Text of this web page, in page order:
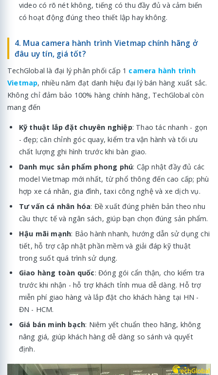
video có rõ nét không, tiếng có thu đầy đủ và cảm biến
có hoạt động đúng theo thiết lập hay không.
4. Mua camera hành trình Vietmap chính hãng ở
đâu uy tín, giá tốt?
TechGlobal là đại lý phân phối cấp 1 camera hành trình
Vietmap, nhiều năm đạt danh hiệu đại lý bán hàng xuất sắc.
Không chỉ đảm bảo 100% hàng chính hãng, TechGlobal còn
mang đến
Kỹ thuật lắp đặt chuyên nghiệp: Thao tác nhanh - gọn
- đẹp; căn chỉnh góc quay, kiểm tra vận hành và tối ưu
chất lượng ghi hình trước khi bàn giao.
Danh mục sản phẩm phong phú: Cập nhật đầy đủ các
model Vietmap mới nhất, từ phổ thông đến cao cấp; phù
hợp xe cá nhân, gia đình, taxi công nghệ và xe dịch vụ.
Tư vấn cá nhân hóa: Đề xuất đúng phiên bản theo nhu
cầu thực tế và ngân sách, giúp bạn chọn đúng sản phẩm.
Hậu mãi mạnh: Bảo hành nhanh, hướng dẫn sử dụng chi
tiết, hỗ trợ cập nhật phần mềm và giải đáp kỹ thuật
trong suốt quá trình sử dụng.
Giao hàng toàn quốc: Đóng gói cẩn thận, cho kiểm tra
trước khi nhận - hỗ trợ khách tỉnh mua dễ dàng. Hỗ trợ
miễn phí giao hàng và lắp đặt cho khách hàng tại HN -
ĐN - HCM.
Giá bán minh bạch: Niêm yết chuẩn theo hãng, không
nâng giá, giúp khách hàng dễ dàng so sánh và quyết
định.